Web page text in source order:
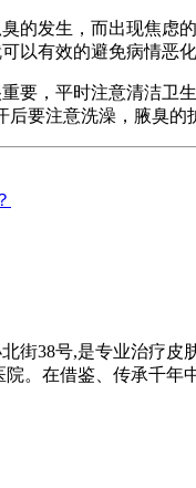
发生，而出现焦虑的
以有效的避免病情恶
，平时注意清洁卫生
要注意洗澡，腋臭
街38号,是专业治疗
。在借鉴、传承千